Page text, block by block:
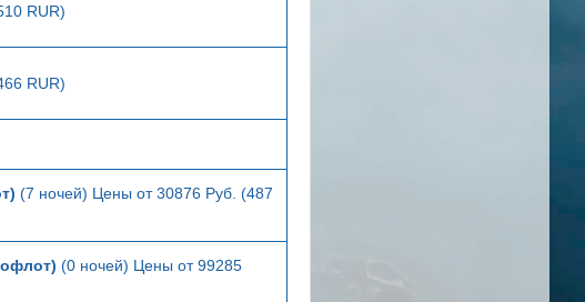
RUR)
RUR)
(7 ночей) Цены от 30876 Руб. (487
(0 ночей) Цены от 99285